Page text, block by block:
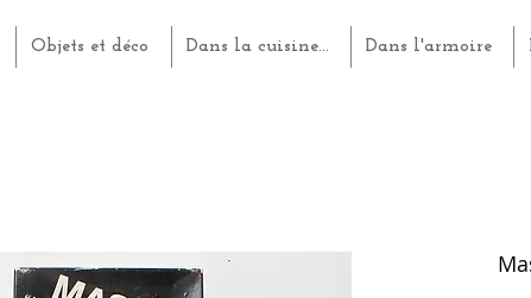
Objets et déco Dans la cuisine... Dans l'armoire